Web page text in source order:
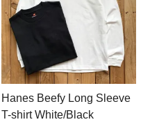
Hanes Beefy Long Sleeve
T-shirt White/Black